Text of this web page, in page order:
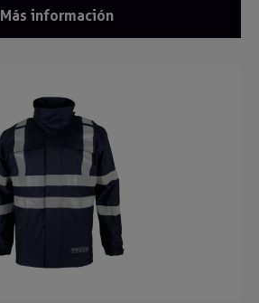
Más información